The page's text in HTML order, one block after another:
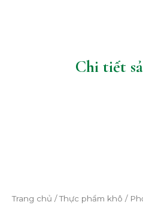
Chi tiết
Trang chủ /Thực phẩm khô /